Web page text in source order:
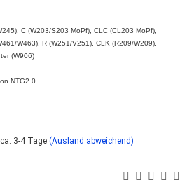
C (W203/S203 MoPf), CLC (CL203 MoPf),
W463), R (W251/V251), CLK (R209/W209),
(W906)
NTG2.0
ca. 3-4 Tage (Ausland abweichend)